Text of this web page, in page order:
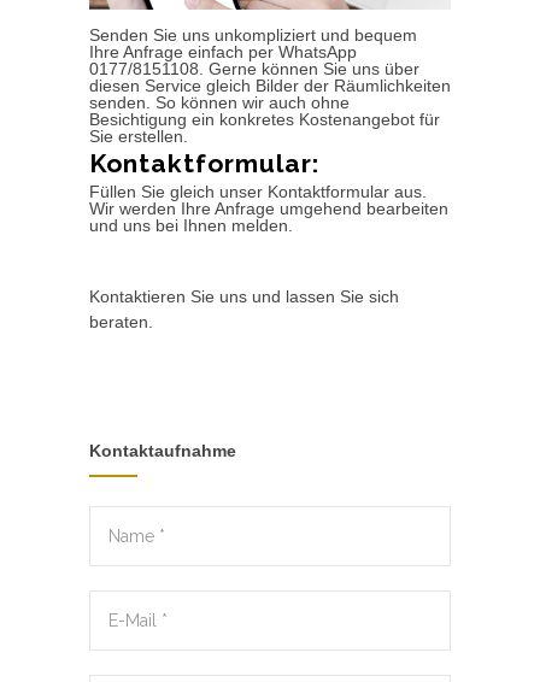
Senden Sie uns unkompliziert und bequem
Ihre Anfrage einfach per WhatsApp
0177/8151108. Gerne können Sie uns über
diesen Service gleich Bilder der Räumlichkeiten
senden. So können wir auch ohne
Besichtigung ein konkretes Kostenangebot für
Sie erstellen.
Kontaktformular:
Füllen Sie gleich unser Kontaktformular aus.
Wir werden Ihre Anfrage umgehend bearbeiten
und uns bei Ihnen melden.
Kontaktieren Sie uns und lassen Sie sich
beraten.
Kontaktaufnahme